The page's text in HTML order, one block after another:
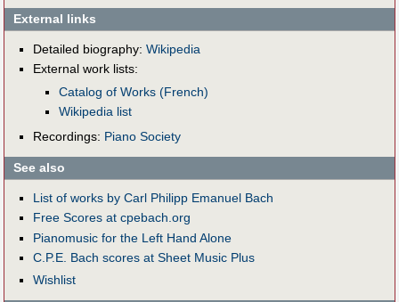
External links
Detailed biography: Wikipedia
External work lists:
Catalog of Works (French)
Wikipedia list
Recordings: Piano Society
See also
List of works by Carl Philipp Emanuel Bach
Free Scores at cpebach.org
Pianomusic for the Left Hand Alone
C.P.E. Bach scores at Sheet Music Plus
Wishlist